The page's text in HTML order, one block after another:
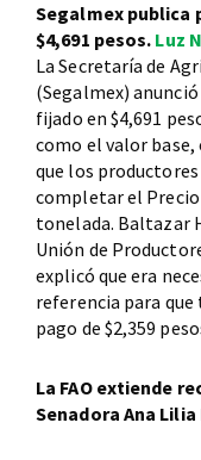
Segalmex publica
$4,691 pesos. Luz
La Secretaría de
(Segalmex)
fijado en $4,691
como el valor base,
que los
completar el Precio
tonelada. Baltazar
Unión de
explicó que era
referencia para
pago de $2,359
La FAO extiende
Senadora Ana Lilia